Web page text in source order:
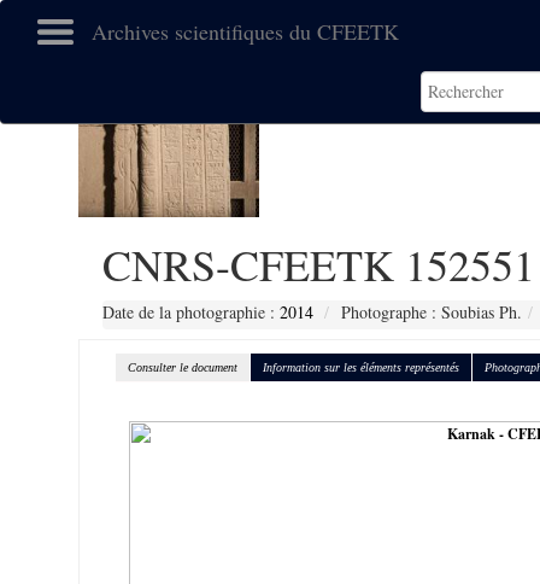
Archives scientifiques du CFEETK
CNRS-CFEETK 152551
Date de la photographie : 2014 Photographe : Soubias Ph.
Consulter le document Information sur les éléments représentés